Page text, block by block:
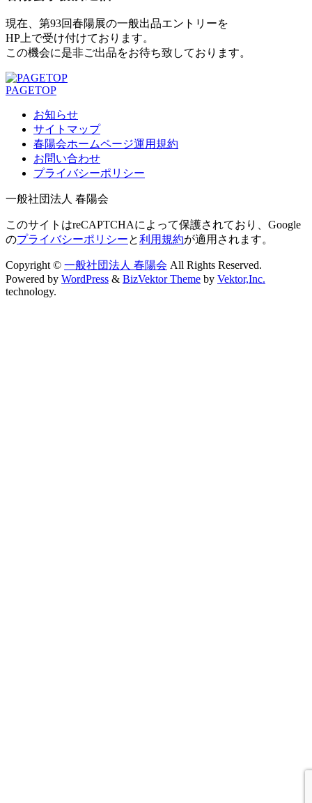
現在、第93回春陽展の一般出品エントリーを
HP上で受け付けております。
この機会に是非ご出品をお待ち致しております。
PAGETOP
お知らせ
サイトマップ
春陽会ホームページ運用規約
お問い合わせ
プライバシーポリシー
一般社団法人 春陽会
このサイトはreCAPTCHAによって保護されており、Google
のプライバシーポリシーと利用規約が適用されます。
Copyright © 一般社団法人 春陽会 All Rights Reserved.
Powered by WordPress & BizVektor Theme by Vektor,Inc.
technology.